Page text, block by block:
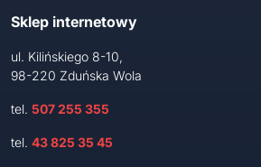
Sklep internetowy
ul. Kilińskiego 8-10,
98-220 Zduńska Wola
tel. 507 255 355
tel. 43 825 35 45